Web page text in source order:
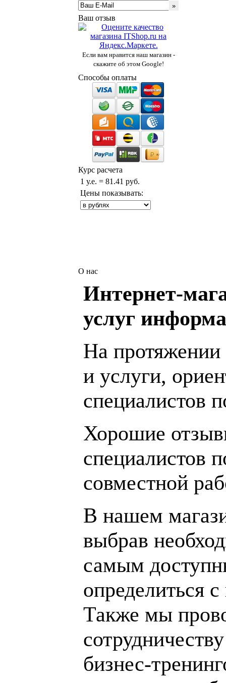
Ваш отзыв
Если вам нравится наш магазин -
скажите об этом Google!
Способы оплаты
Курс расчета
1 у.е. = 81.41 руб.
Цены показывать:
О нас
Интернет-
услуг
На протяжении
и услуги,
специалистов
Хорошие
специалистов
совместной
В нашем
выбрав
самым
определиться
Также мы
бизнес-